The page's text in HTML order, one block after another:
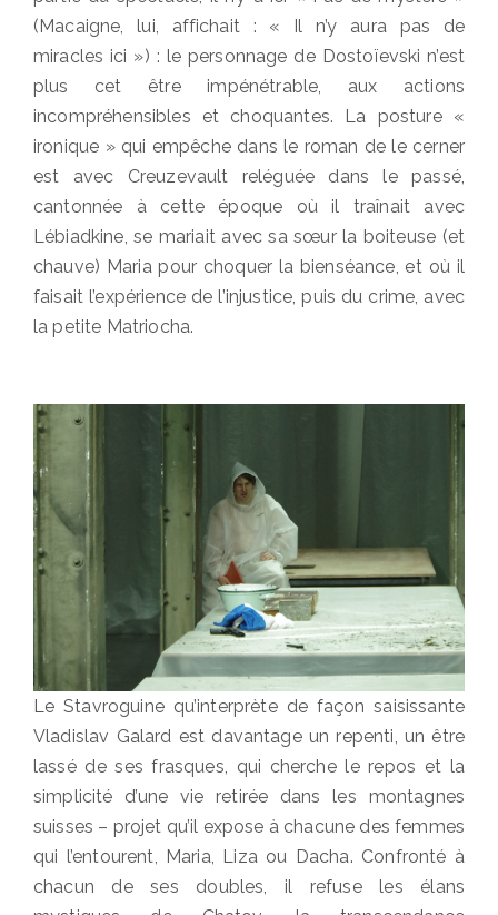
(Macaigne, lui, affichait : « Il n’y aura pas de
miracles ici ») : le personnage de Dostoïevski n’est
plus cet être impénétrable, aux actions
incompréhensibles et choquantes. La posture «
ironique » qui empêche dans le roman de le cerner
est avec Creuzevault reléguée dans le passé,
cantonnée à cette époque où il traînait avec
Lébiadkine, se mariait avec sa sœur la boiteuse (et
chauve) Maria pour choquer la bienséance, et où il
faisait l’expérience de l’injustice, puis du crime, avec
la petite Matriocha.
Le Stavroguine qu’interprète de façon saisissante
Vladislav Galard est davantage un repenti, un être
lassé de ses frasques, qui cherche le repos et la
simplicité d’une vie retirée dans les montagnes
suisses – projet qu’il expose à chacune des femmes
qui l’entourent, Maria, Liza ou Dacha. Confronté à
chacun de ses doubles, il refuse les élans